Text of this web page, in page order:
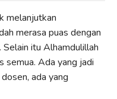
melanjutkan
merasa puas dengan
itu Alhamdulillah
semua. Ada yang jadi
ada yang